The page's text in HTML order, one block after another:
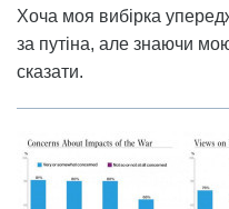
Хоча моя вибірка
за путіна, але знаючи
сказати.